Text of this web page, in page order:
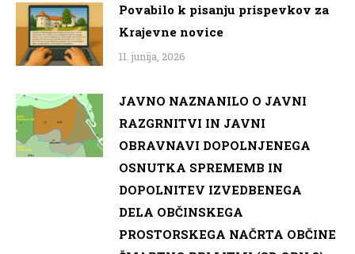
Povabilo k pisanju prispevkov za
Krajevne novice
11. junija, 2026
JAVNO NAZNANILO O JAVNI
RAZGRNITVI IN JAVNI
OBRAVNAVI DOPOLNJENEGA
OSNUTKA SPREMEMB IN
DOPOLNITEV IZVEDBENEGA
DELA OBČINSKEGA
PROSTORSKEGA NAČRTA OBČINE